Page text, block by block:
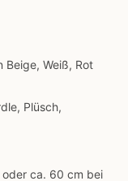
Beige, Weiß, Rot
Plüsch,
ca. 60 cm bei